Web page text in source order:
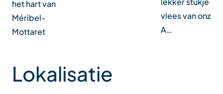
het hart van
Méribel-
Mottaret
vlees van onze
A…
Lokalisatie